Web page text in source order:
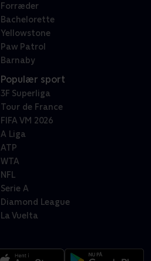
Forræder
Bachelorette
Yellowstone
Paw Patrol
Barnaby
Populær sport
3F Superliga
Tour de France
FIFA VM 2026
A Liga
ATP
WTA
NFL
Serie A
Diamond League
La Vuelta